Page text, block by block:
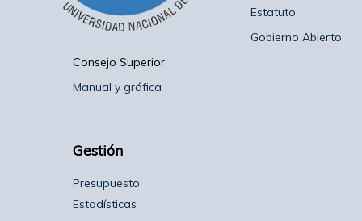
Estatuto
Gobierno Abierto
Consejo Superior
Manual y gráfica
Gestión
Presupuesto
Estadísticas